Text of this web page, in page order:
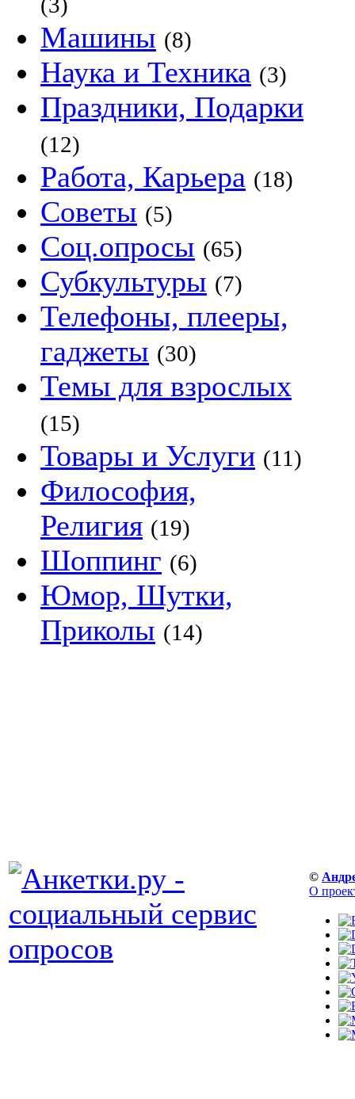
Машины (8)
Наука и Техника (3)
Праздники, Подарки
(12)
Работа, Карьера (18)
Советы (5)
Соц.опросы (65)
Субкультуры (7)
Телефоны, плееры,
гаджеты (30)
Темы для взрослых
(15)
Товары и Услуги (11)
Философия,
Религия (19)
Шоппинг (6)
Юмор, Шутки,
Приколы (14)
©
О